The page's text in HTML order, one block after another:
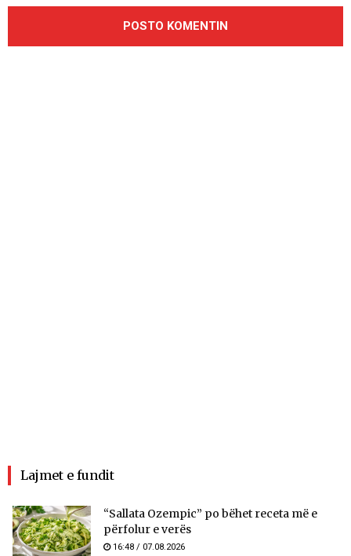
Lajmet e fundit
“Sallata Ozempic” po bëhet receta më e
përfolur e verës
16:48 / 07.08.2026